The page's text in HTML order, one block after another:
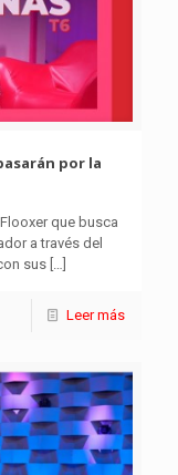
por la
que busca
a través del
sus […]
Leer más